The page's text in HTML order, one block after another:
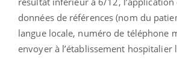
données de références (nom du
langue locale, numéro de téléphone
envoyer à l’établissement hospitalier